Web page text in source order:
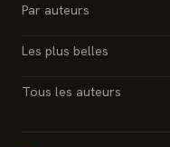
Par auteurs
Les plus belles
Tous les auteurs